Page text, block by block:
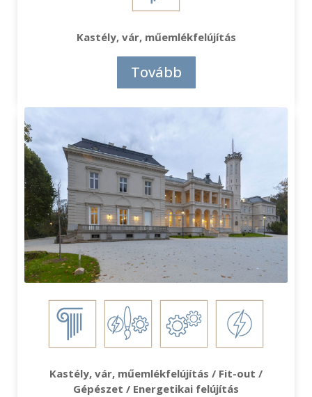
Kastély, vár, műemlékfelújítás
Tovább
Kastély, vár, műemlékfelújítás / Fit-out /
Gépészet / Energetikai felújítás